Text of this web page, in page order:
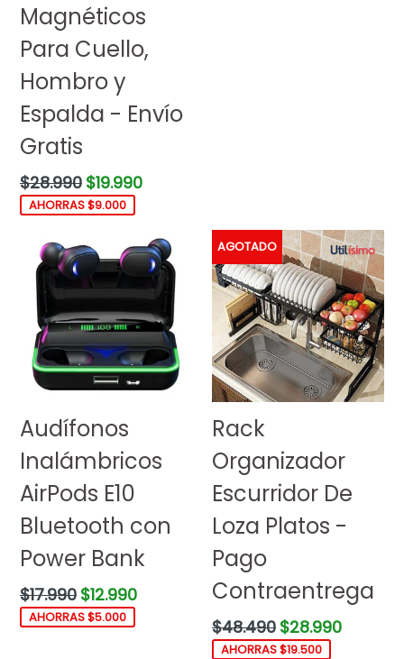
Magnéticos
Para Cuello,
Hombro y
Espalda - Envío
Gratis
Precio
habitual
$28.990 $19.990
AHORRAS $9.000
Audífonos
Inalámbricos
AirPods E10
Bluetooth con
Power Bank
Precio
habitual
$17.990 $12.990
AHORRAS $5.000
AGOTADO
Rack
Organizador
Escurridor De
Loza Platos -
Pago
Contraentrega
Precio
habitual
$48.490 $28.990
AHORRAS $19.500